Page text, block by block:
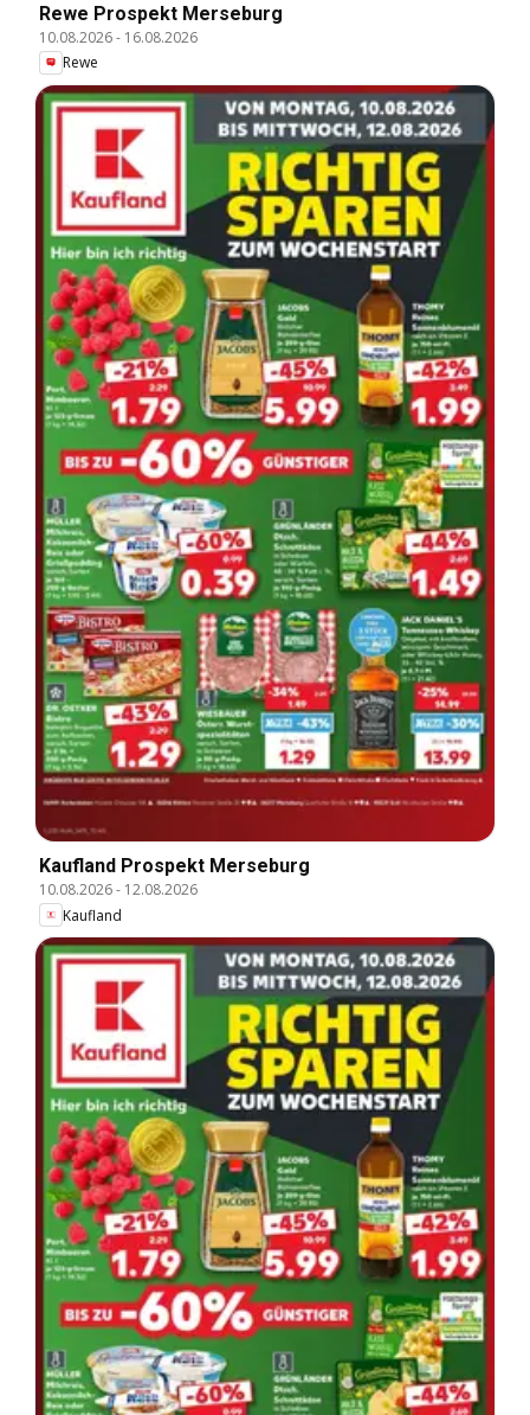
Rewe Prospekt Merseburg
10.08.2026- 16.08.2026
Rewe
Kaufland Prospekt Merseburg
10.08.2026- 12.08.2026
Kaufland